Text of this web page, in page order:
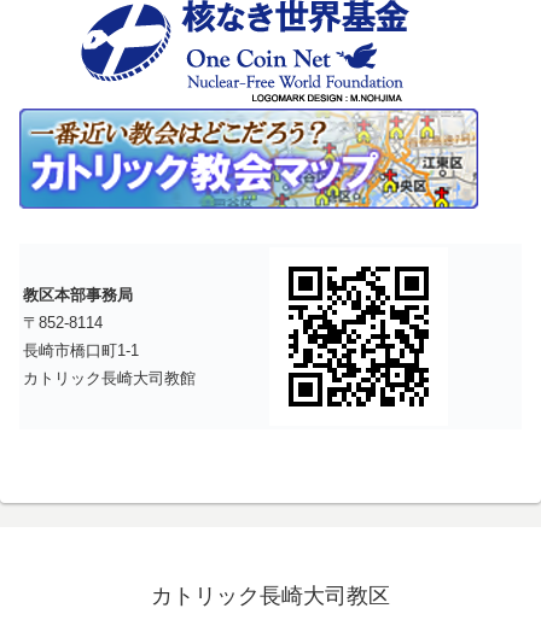
教区本部事務局
〒852-8114
長崎市橋口町1-1
カトリック長崎大司教館
カトリック長崎大司教区